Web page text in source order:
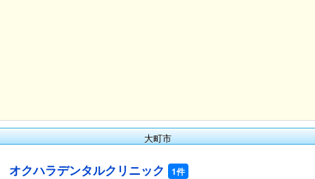
大町市
オクハラデンタルクリニック 1件